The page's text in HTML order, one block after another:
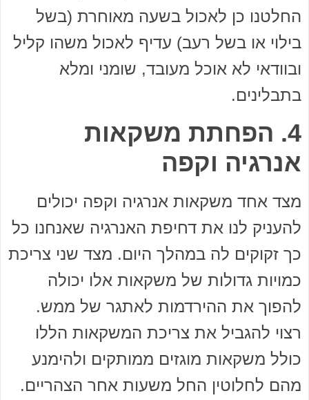
החלטנו כן לאכול בשעה מאוחרת (בשל
בילוי או בשל רעב) עדיף לאכול משהו קליל
ובוודאי לא אוכל מעובד, שומני ומלא
בתבלינים.
4. הפחתת משקאות
אנרגיה וקפה
מצד אחד משקאות אנרגיה וקפה יכולים
להעניק לנו את דחיפת האנרגיה שאנחנו כל
כך זקוקים לה במהלך היום. מצד שני צריכת
כמויות גדולות של משקאות אלו יכולה
להפוך את ההירדמות לאתגר של ממש.
רצוי להגביל את צריכת המשקאות הללו
כולל משקאות מוגזים ממותקים ולהימנע
מהם לחלוטין החל משעות אחר הצהריים.